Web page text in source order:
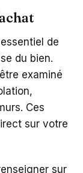
de
du bien.
examiné
Ces
sur votre
sur